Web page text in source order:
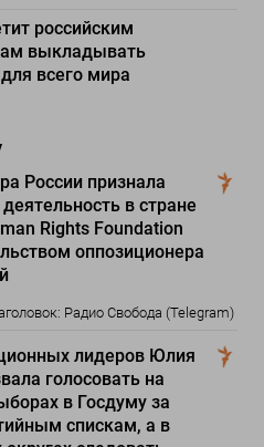
российским
выкладывать
всего мира